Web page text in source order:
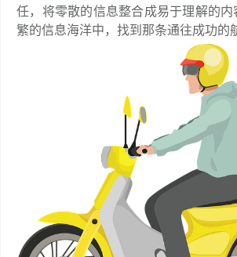
任，将零散的信息整合成易于理解的
繁的信息海洋中，找到那条通往成功的